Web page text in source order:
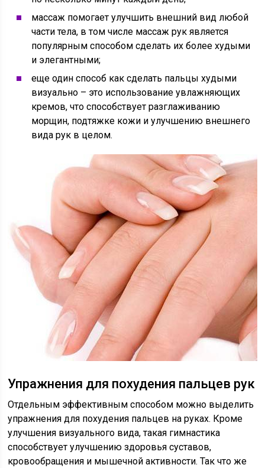
массаж помогает улучшить внешний вид любой
части тела, в том числе массаж рук является
популярным способом сделать их более худыми
и элегантными;
еще один способ как сделать пальцы худыми
визуально – это использование увлажняющих
кремов, что способствует разглаживанию
морщин, подтяжке кожи и улучшению внешнего
вида рук в целом.
Упражнения для похудения пальцев рук
Отдельным эффективным способом можно выделить
упражнения для похудения пальцев на руках. Кроме
улучшения визуального вида, такая гимнастика
способствует улучшению здоровья суставов,
кровообращения и мышечной активности. Так что же